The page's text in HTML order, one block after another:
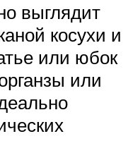
выглядит
косухи и
или юбок
или